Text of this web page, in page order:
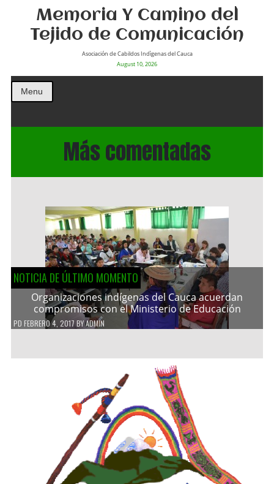
Memoria Y Camino del
Tejido de Comunicación
Asociación de Cabildos Indìgenas del Cauca
August 10, 2026
Menu
Más comentadas
NOTICIA DE ÚLTIMO MOMENTO
Organizaciones indígenas del Cauca acuerdan
compromisos con el Ministerio de Educación
PD FEBRERO 4, 2017 BYADMIN